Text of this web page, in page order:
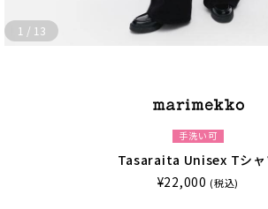
1 / 13
手洗い可
Tasaraita Unisex Tシャ
¥22,000 (税込)